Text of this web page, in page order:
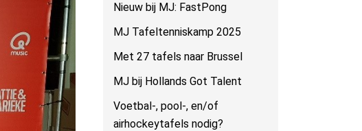
Nieuw bij MJ: FastPong
MJ Tafeltenniskamp 2025
Met 27 tafels naar Brussel
MJ bij Hollands Got Talent
Voetbal-, pool-, en/of
airhockeytafels nodig?